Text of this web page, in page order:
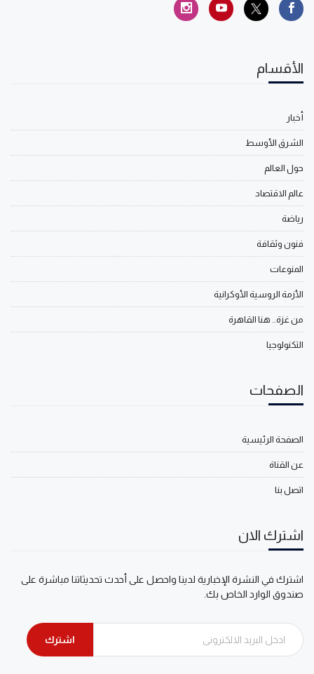
الأقسام
أخبار
الشرق الأوسط
حول العالم
عالم الاقتصاد
رياضة
فنون وثقافة
المنوعات
الأزمة الروسية الأوكرانية
من غزة.. هنا القاهرة
التكنولوجيا
الصفحات
الصفحة الرئيسية
عن القناة
اتصل بنا
اشترك الان
اشترك في النشرة الإخبارية لدينا واحصل على أحدث تحديثاتنا مباشرة على
صندوق الوارد الخاص بك.
اشترك